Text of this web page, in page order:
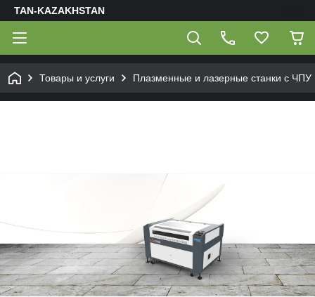
TAN-KAZAKHSTAN
Товары и услуги Плазменные и лазерные станки с ЧПУ